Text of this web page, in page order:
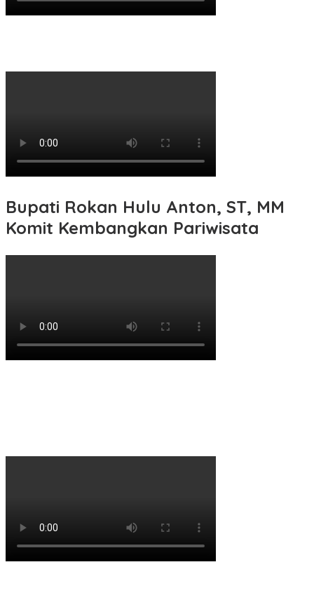
Bupati Rokan Hulu Anton, ST, MM
Komit Kembangkan Pariwisata